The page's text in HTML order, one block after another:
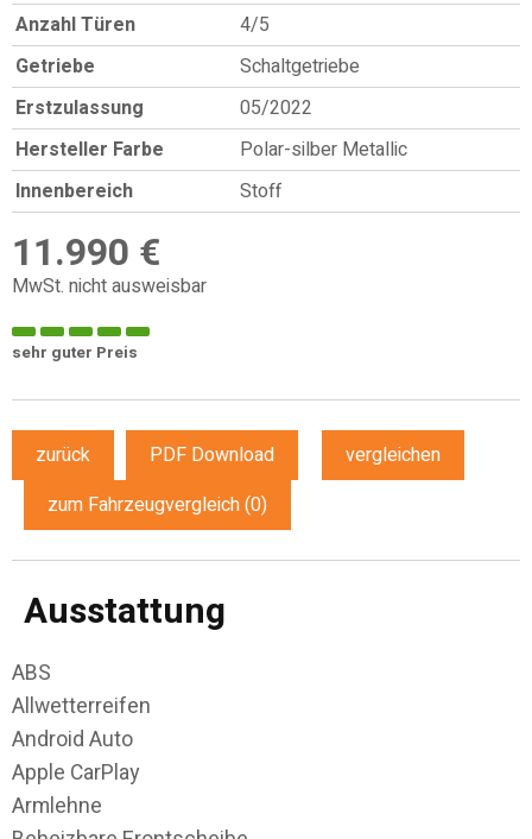
Anzahl Türen
4/5
Getriebe
Schaltgetriebe
Erstzulassung
05/2022
Hersteller Farbe
Polar-silber Metallic
Innenbereich
Stoff
11.990 €
MwSt. nicht ausweisbar
sehr guter Preis
zurück PDF Download
vergleichen
zum Fahrzeugvergleich(0)
Ausstattung
ABS
Allwetterreifen
Android Auto
Apple CarPlay
Armlehne